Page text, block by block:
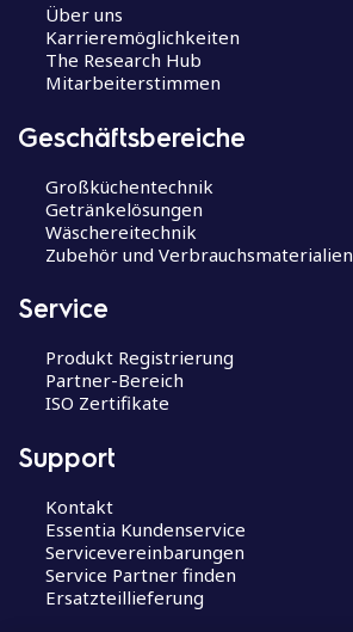
Über uns
Karrieremöglichkeiten
The Research Hub
Mitarbeiterstimmen
Geschäftsbereiche
Großküchentechnik
Getränkelösungen
Wäschereitechnik
Zubehör und Verbrauchsmaterialien
Service
Produkt Registrierung
Partner-Bereich
ISO Zertifikate
Support
Kontakt
Essentia Kundenservice
Servicevereinbarungen
Service Partner finden
Ersatzteillieferung